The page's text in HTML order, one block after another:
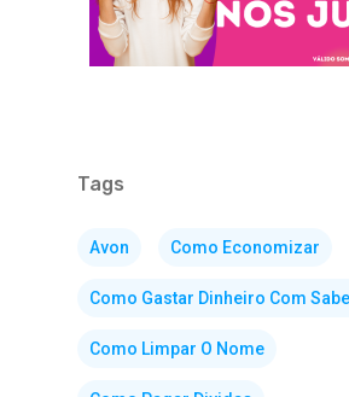
Tags
Avon Como Economizar
Como Gastar Dinheiro Com
Como Limpar O Nome